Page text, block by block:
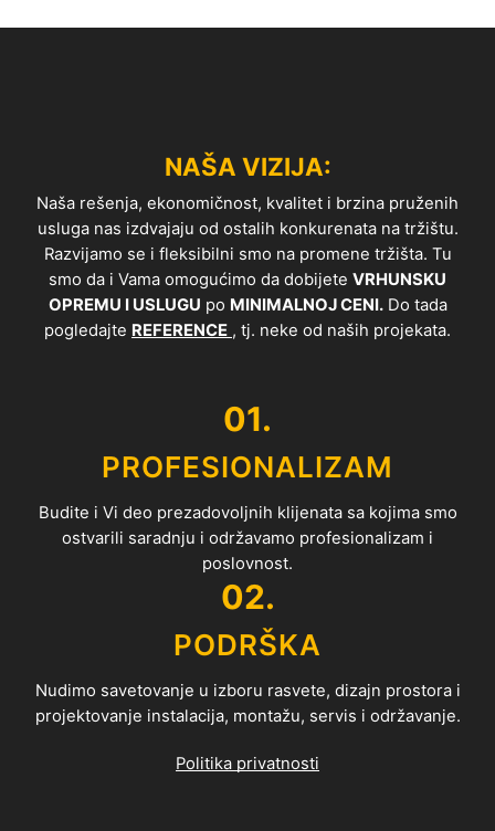
NAŠA VIZIJA:
Naša rešenja, ekonomičnost, kvalitet i brzina pruženih
usluga nas izdvajaju od ostalih konkurenata na tržištu.
Razvijamo se i fleksibilni smo na promene tržišta. Tu
smo da i Vama omogućimo da dobijete VRHUNSKU
OPREMU I USLUGU po MINIMALNOJ CENI.Do tada
pogledajte REFERENCE , tj. neke od naših projekata.
01.
PROFESIONALIZAM
Budite i Vi deo prezadovoljnih klijenata sa kojima smo
ostvarili saradnju i održavamo profesionalizam i
poslovnost.
02.
PODRŠKA
Nudimo savetovanje u izboru rasvete, dizajn prostora i
projektovanje instalacija, montažu, servis i održavanje.
Politika privatnosti